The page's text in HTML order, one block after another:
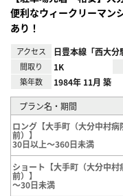
便利なウィークリーマン
あり！
アクセス 日豊本線「西大分
間取り 1K
築年数 1984年 11月 築
プラン名・期間
ロング【大手町（大分中村病
前）】
30日以上～360日未満
ショート【大手町（大分中村
前）】
～30日未満